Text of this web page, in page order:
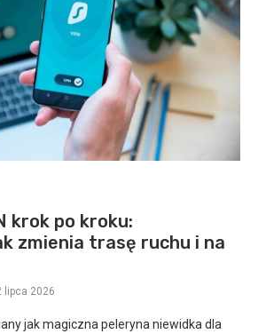
krok po kroku:
zmienia trasę ruchu i na
lipca 2026
jak magiczna peleryna niewidka dla